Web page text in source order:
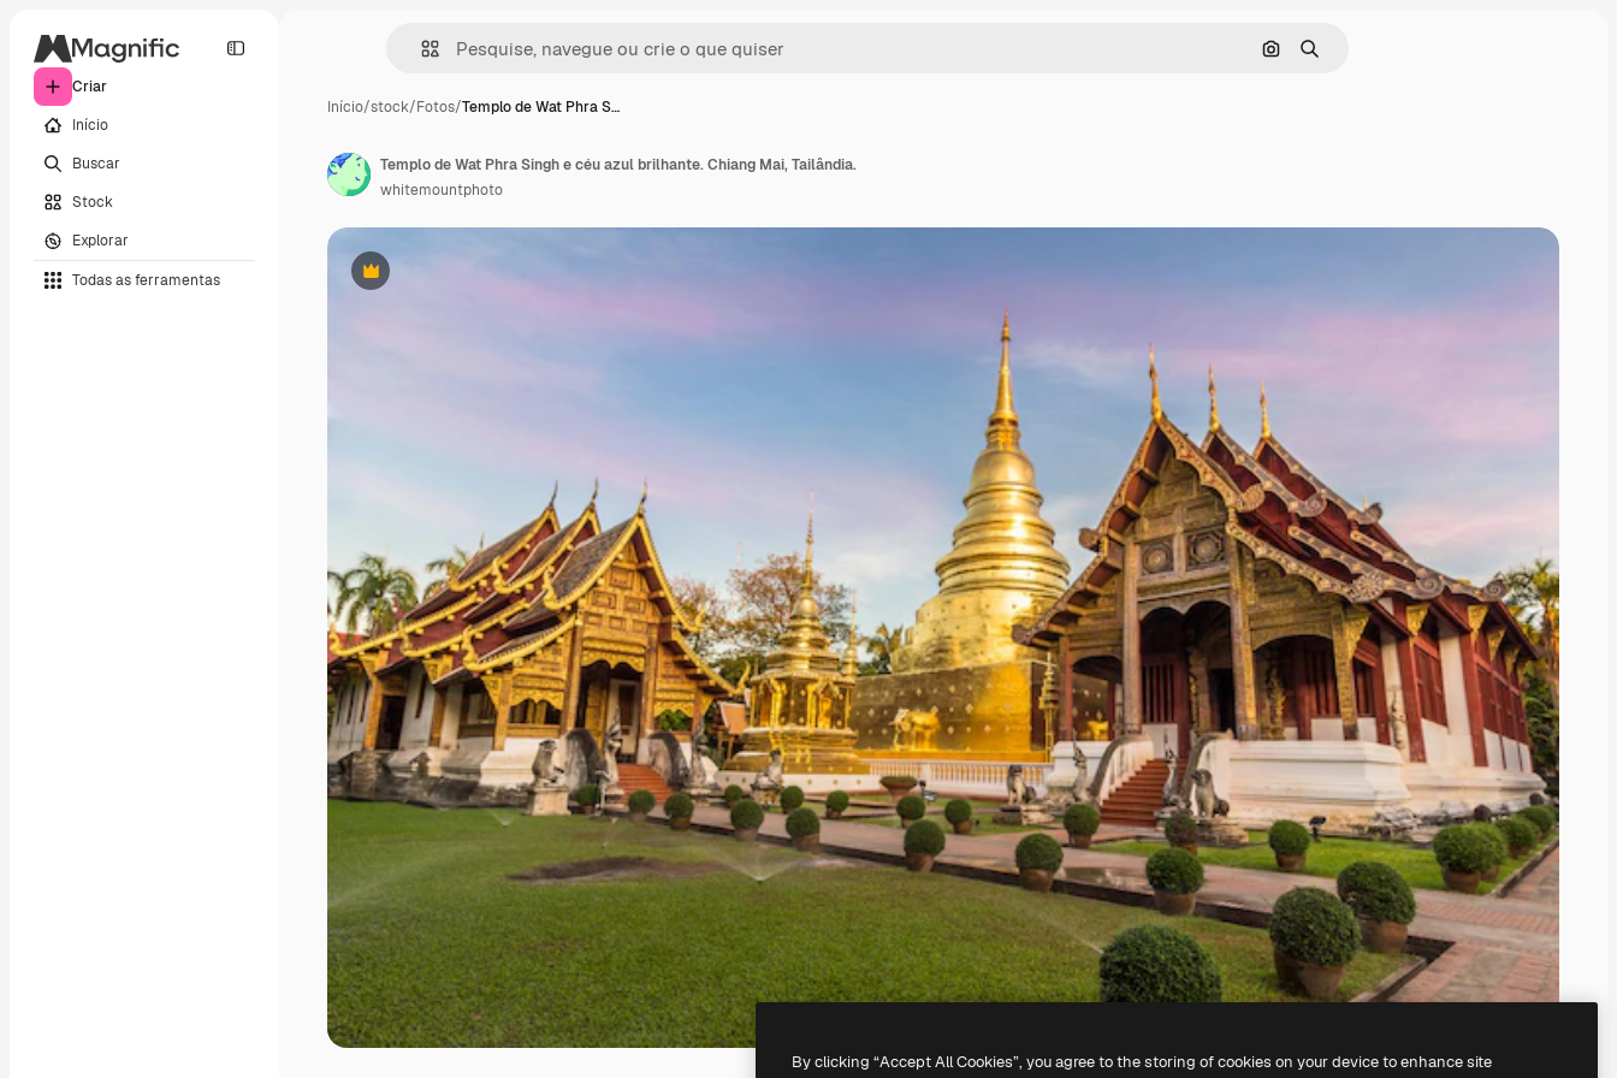
Criar
Início
Buscar
Stock
Explorar
Todas as ferramentas
Pesquisar por imagem
Buscar
Início/stock/Fotos/Templo de Wat Phra S…
Premium
Templo de Wat Phra Singh e céu azul brilhante. Chiang Mai, Tailândia.
whitemountphoto
By clicking “Accept All Cookies”, you agree to the storing of cookies on your device to enhance site